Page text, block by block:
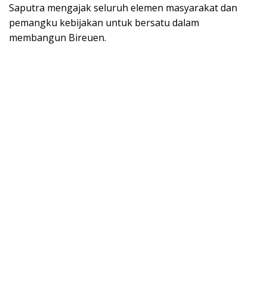
Saputra mengajak seluruh elemen masyarakat dan
pemangku kebijakan untuk bersatu dalam
membangun Bireuen.